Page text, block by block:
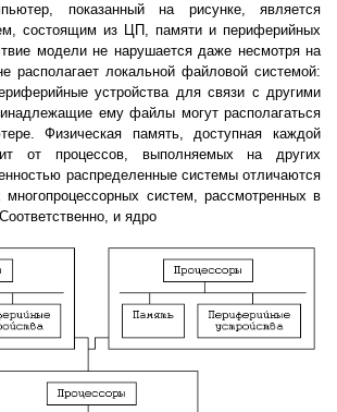
показанный на рисунке, является
состоящим из ЦП, памяти и периферийных
модели не нарушается даже несмотря на
располагает локальной файловой системой:
устройства для связи с другими
ему файлы могут располагаться
Физическая память, доступная каждой
от процессов, выполняемых на других
распределенные системы отличаются
многопроцессорных систем, рассмотренных в
и ядро